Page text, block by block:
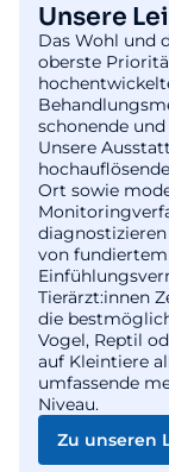
Unsere
Das Wohl und
oberste
schonende
Unsere
Ort sowie
von
Tierärzt:innen
die
Vogel, Reptil
auf Kleintiere
umfassende
Niveau.
Zu unseren